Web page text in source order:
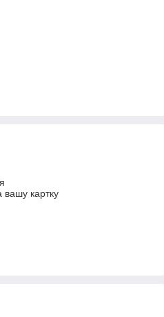
вашу картку